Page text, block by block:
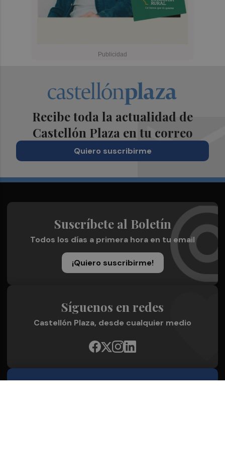
Recibe toda la actualidad de
Castellón Plaza en tu correo
Quiero suscribirme
Suscríbete al Boletín
Todos los días a primera hora en tu email
¡Quiero suscribirme!
Síguenos en redes
Castellón Plaza, desde cualquier medio